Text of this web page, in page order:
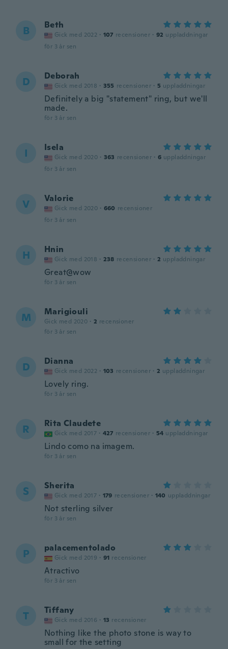
B Beth
Gick med 2022 · 107 recensioner · 92 uppladdningar
för 3 år sen
D Deborah
Gick med 2018 · 355 recensioner · 5 uppladdningar
Definitely a big "statement" ring, but we'll
made.
för 3 år sen
I Isela
Gick med 2020 · 363 recensioner · 6 uppladdningar
för 3 år sen
V Valorie
Gick med 2020 · 660 recensioner
för 3 år sen
H Hnin
Gick med 2018 · 238 recensioner · 2 uppladdningar
Great@wow
för 3 år sen
M Marigiouli
Gick med 2020 · 2 recensioner
för 3 år sen
D Dianna
Gick med 2022 · 103 recensioner · 2 uppladdningar
Lovely ring.
för 3 år sen
R Rita Claudete
Gick med 2017 · 427 recensioner · 54 uppladdningar
Lindo como na imagem.
för 3 år sen
S Sherita
Gick med 2017 · 179 recensioner · 140 uppladdningar
Not sterling silver
för 3 år sen
P palacementolado
Gick med 2019 · 91 recensioner
Atractivo
för 3 år sen
T Tiffany
Gick med 2016 · 13 recensioner
Nothing like the photo stone is way to
small for the setting